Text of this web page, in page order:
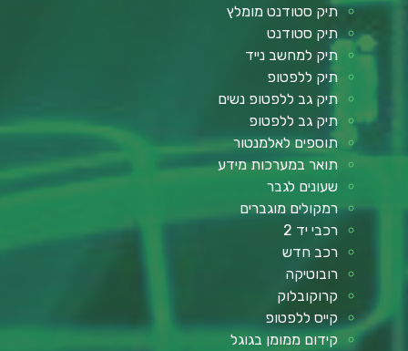
תיק סטודנט מומלץ
תיק סטודנט
תיק למחשב נייד
תיק ללפטופ
תיק גב ללפטופ נשים
תיק גב ללפטופ
תוספים לאלמנטור
תואר במערכות מידע
שעונים לגבר
רמקולים מוגברים
רכבי יד 2
רכב חדש
רובוטיקה
קרוקובלוק
קייס ללפטופ
קידום ממומן בגוגל